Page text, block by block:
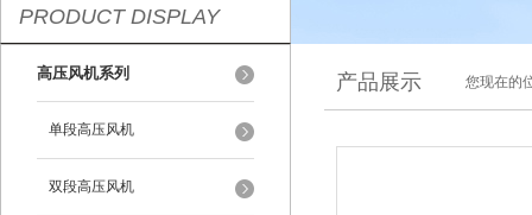
PRODUCT DISPLAY
高压风机系列
单段高压风机
双段高压风机
产品展示 您现在的